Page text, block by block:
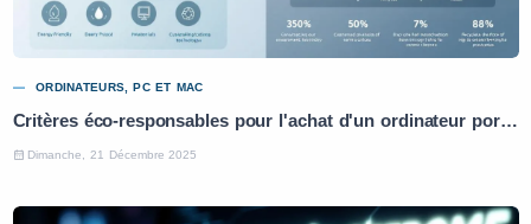
ORDINATEURS, PC ET MAC
Critères éco-responsables pour l'achat d'un ordinateur portable : Guide pratique
Dimanche, 21 Décembre 2025